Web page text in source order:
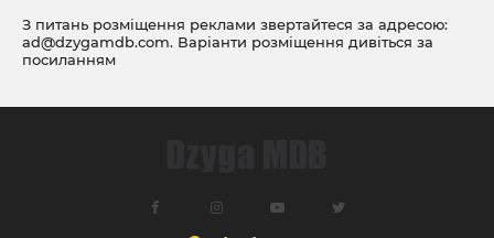
З питань розміщення реклами звертайтеся за адресою:
ad@dzygamdb.com. Варіанти розміщення дивіться за
посиланням